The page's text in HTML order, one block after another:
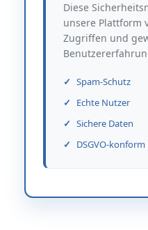
Diese
unsere Plattform
Zugriffen und
Spam-Schutz
Echte Nutzer
Sichere Daten
DSGVO-konform